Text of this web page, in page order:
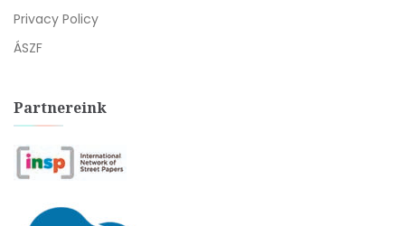
Privacy Policy
ÁSZF
Partnereink